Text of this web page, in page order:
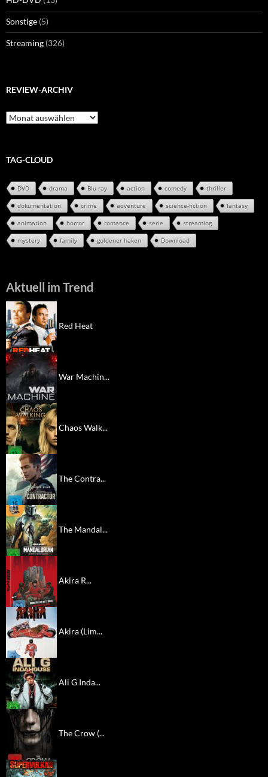
Sonstige (5)
Streaming (326)
REVIEW-ARCHIV
Review-
Archiv
TAG-CLOUD
DVD drama Blu-ray action comedy thriller
dokumentation crime adventure science-fiction fantasy
animation horror romance serie streaming
mystery family goldener haken Download
Aktuell im Trend
Red Heat
War Machin...
Chaos Walk...
The Contra...
The Mandal...
Akira R...
Akira (Lim...
Ali G Inda...
The Crow (...